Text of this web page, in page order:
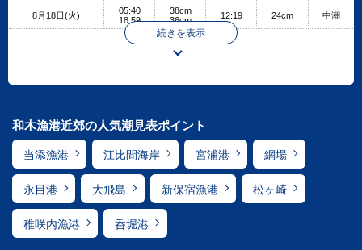
8月18日(火)
05:40
18:59
38cm
36cm
12:19 24cm 中潮
続きを表示
和木漁港近郊の人気潮見表ポイント
当添漁港 江比間海岸 宮浦港 網場
永目港 大飛島 新保宿漁港 松ヶ崎
稚咲内漁港 呑堀港